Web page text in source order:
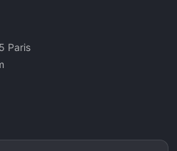
Paris